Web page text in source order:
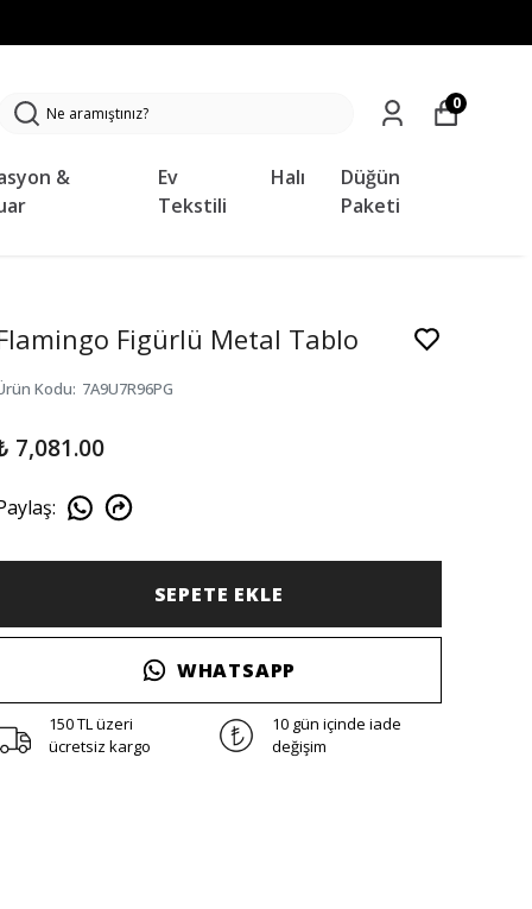
&
Ev
Tekstili
Halı
Düğün
Paketi
0
Figürlü Metal Tablo
Kodu: 7A9U7R96PG
7,081.00
:
SEPETE EKLE
WHATSAPP
150 TL üzeri
ücretsiz kargo
10 gün içinde iade
değişim